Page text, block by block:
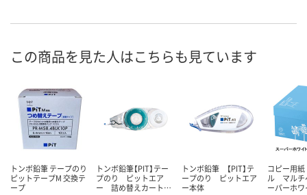
この商品を見た人はこちらも見ています
トンボ鉛筆 テープのり
ピットテープM 交換テ
ープ
トンボ鉛筆【PIT】テー
プのり ピットエア
ー 詰め替えカート…
トンボ鉛筆 【PIT】テ
ープのり ピットエア
ー本体
コピー用
ル マルチ
ーパーホワ